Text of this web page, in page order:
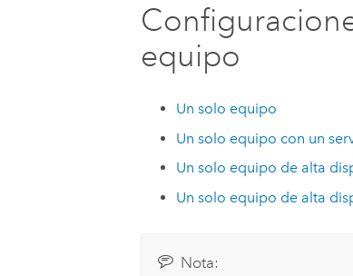
equipo
Un solo equipo
Un solo equipo con un
Un solo equipo de alta
Un solo equipo de alta
Nota: